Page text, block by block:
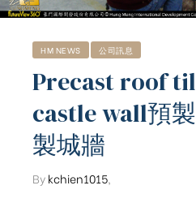
HM NEWS 公司訊息
Precast roof
castle wall預
製城牆
Bykchien1015